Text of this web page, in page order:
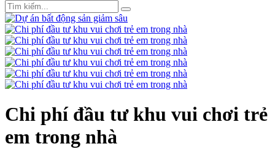
Chi phí đầu tư khu vui chơi trẻ
em trong nhà